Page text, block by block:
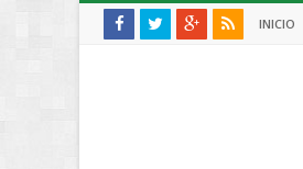
INICIO